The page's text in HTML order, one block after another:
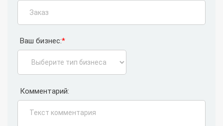
Ваш бизнес:*
Комментарий: